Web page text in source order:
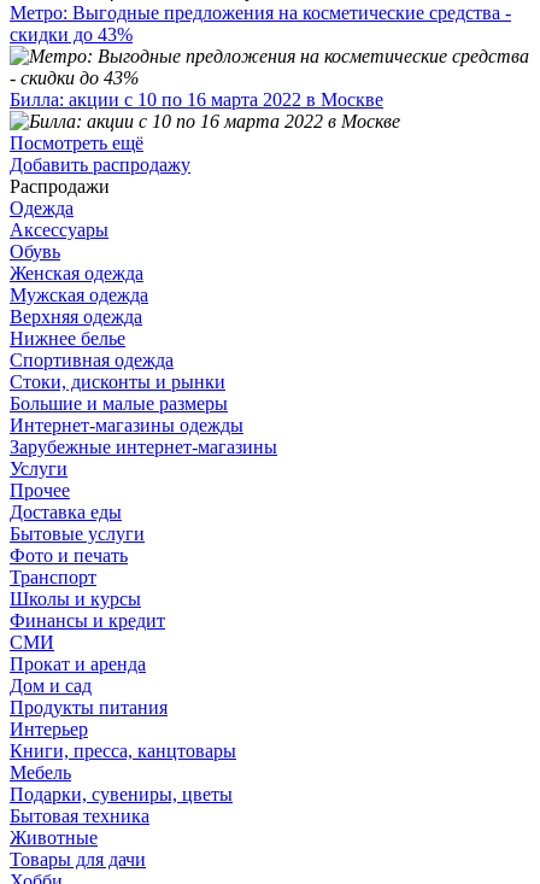
Метро: Выгодные предложения на косметические средства -
скидки до 43%
Билла: акции с 10 по 16 марта 2022 в Москве
Посмотреть ещё
Добавить распродажу
Распродажи
Одежда
Аксессуары
Обувь
Женская одежда
Мужская одежда
Верхняя одежда
Нижнее белье
Спортивная одежда
Стоки, дисконты и рынки
Большие и малые размеры
Интернет-магазины одежды
Зарубежные интернет-магазины
Услуги
Прочее
Доставка еды
Бытовые услуги
Фото и печать
Транспорт
Школы и курсы
Финансы и кредит
СМИ
Прокат и аренда
Дом и сад
Продукты питания
Интерьер
Книги, пресса, канцтовары
Мебель
Подарки, сувениры, цветы
Бытовая техника
Животные
Товары для дачи